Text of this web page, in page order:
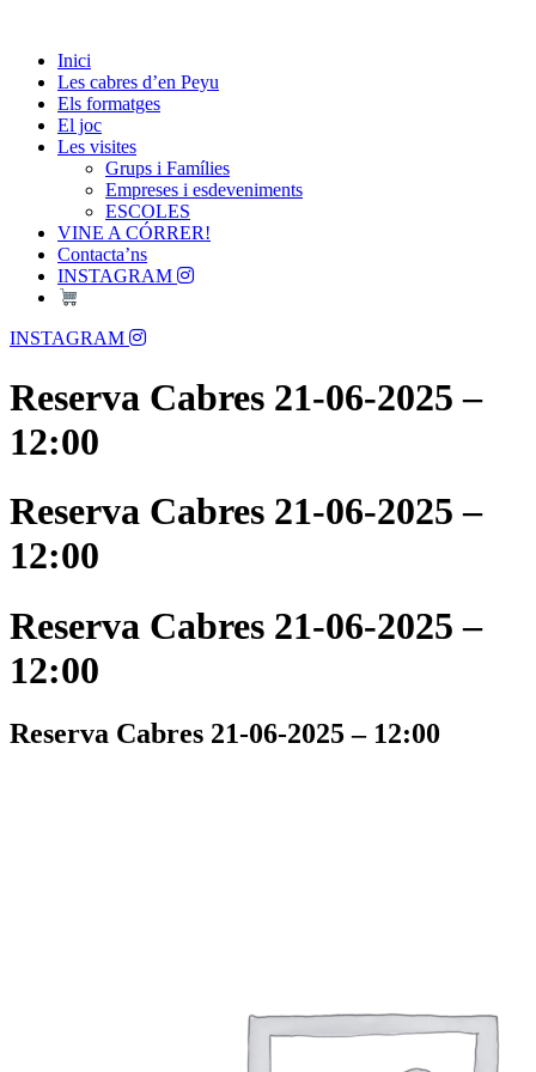
content
Les Cabres d'en Peyu
Inici
Les cabres d’en Peyu
Els formatges
El joc
Les visites
Grups i Famílies
Empreses i esdeveniments
ESCOLES
VINE A CÓRRER!
Contacta’ns
INSTAGRAM
Menu
INSTAGRAM
Reserva Cabres 21-06-2025 –
12:00
Reserva Cabres 21-06-2025 –
12:00
Reserva Cabres 21-06-2025 –
12:00
Reserva Cabres 21-06-2025 – 12:00